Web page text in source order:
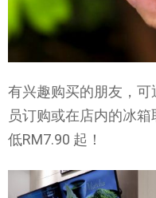
有兴趣购买的朋友，可
员订购或在店内的冰
低RM7.90 起！